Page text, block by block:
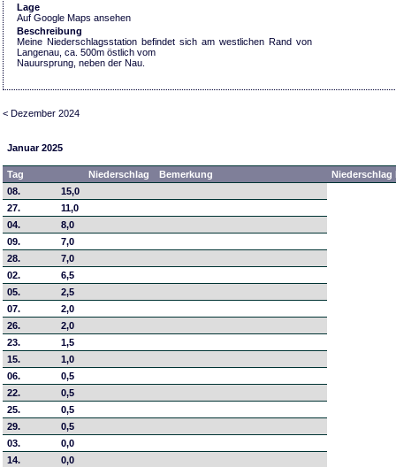
Lage
Auf Google Maps ansehen
Beschreibung
Meine Niederschlagsstation befindet sich am westlichen Rand von
Langenau, ca. 500m östlich vom
Nauursprung, neben der Nau.
< Dezember 2024
Januar 2025
Tag Niederschlag Bemerkung
08.
15,0
27.
11,0
04.
8,0
09.
7,0
28.
7,0
02.
6,5
05.
2,5
07.
2,0
26.
2,0
23.
1,5
15.
1,0
06.
0,5
22.
0,5
25.
0,5
29.
0,5
03.
0,0
14.
0,0